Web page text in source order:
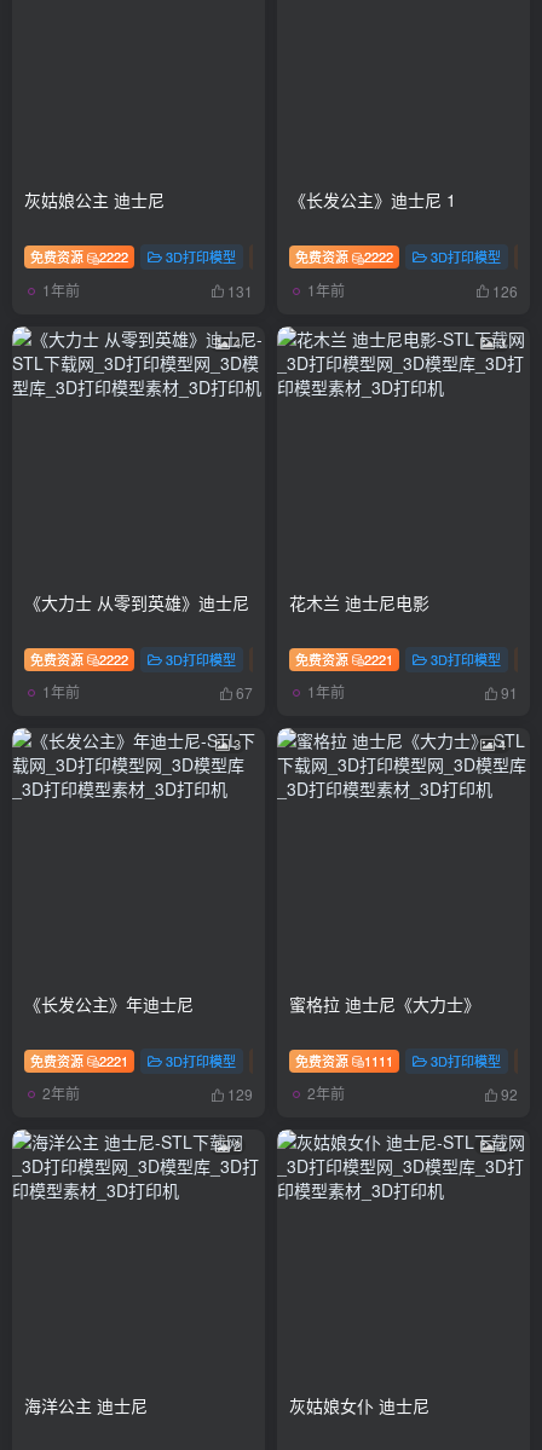
灰姑娘公主 迪士尼
免费资源 2222 3D打印模型 手办
1年前 131
《长发公主》迪士尼 1
免费资源 2222 3D打印模型
1年前 126
4
《大力士 从零到英雄》迪士尼
免费资源 2222 3D打印模型 手办
1年前 67
3
花木兰 迪士尼电影
免费资源 2221 3D打印模型
1年前 91
3
《长发公主》年迪士尼
免费资源 2221 3D打印模型 动漫 手办
2年前 129
4
蜜格拉 迪士尼《大力士》
免费资源 1111 3D打印模型
2年前 92
2
海洋公主 迪士尼
2
灰姑娘女仆 迪士尼